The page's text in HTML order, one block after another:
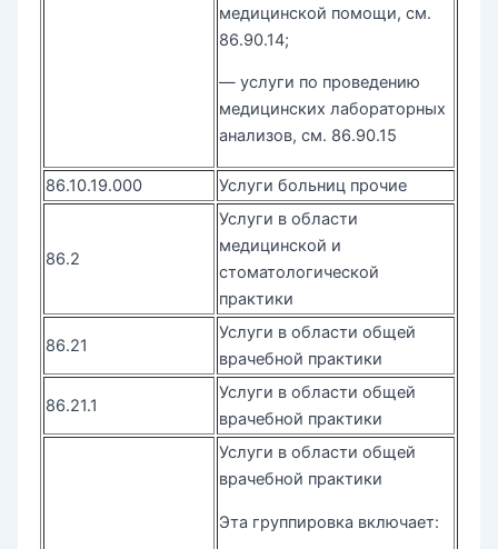
медицинской помощи, см.
86.90.14;
— услуги по проведению
медицинских лабораторных
анализов, см. 86.90.15
86.10.19.000 Услуги больниц прочие
86.2
Услуги в области
медицинской и
стоматологической
практики
86.21
Услуги в области общей
врачебной практики
86.21.1
Услуги в области общей
врачебной практики
Услуги в области общей
врачебной практики
Эта группировка включает: